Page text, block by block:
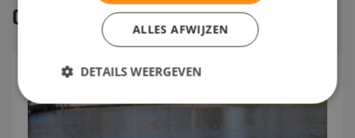
GERELATEERDE PRODUCTEN
ALLES AFWIJZEN
DETAILS WEERGEVEN